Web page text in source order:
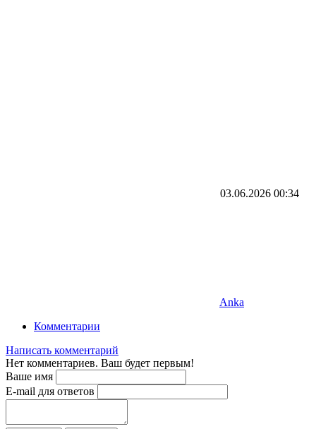
03.06.2026 00:34
Anka
Комментарии
Написать комментарий
Нет комментариев. Ваш будет первым!
Ваше имя
E-mail для ответов